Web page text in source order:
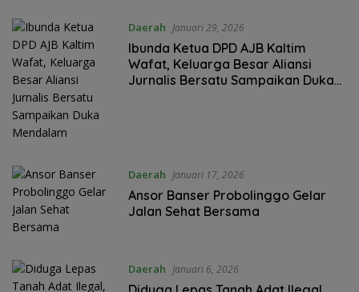
Daerah Januari 29, 2026
Ibunda Ketua DPD AJB Kaltim
Wafat, Keluarga Besar Aliansi
Jurnalis Bersatu Sampaikan Duka
Daerah Januari 17, 2026
Ansor Banser Probolinggo Gelar
Jalan Sehat Bersama
Daerah Januari 6, 2026